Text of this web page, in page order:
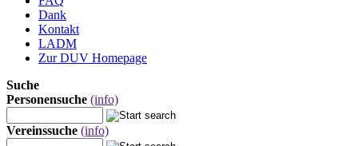
Dank
Kontakt
LADM
Zur DUV Homepage
Suche
Personensuche (info)
Vereinssuche (info)